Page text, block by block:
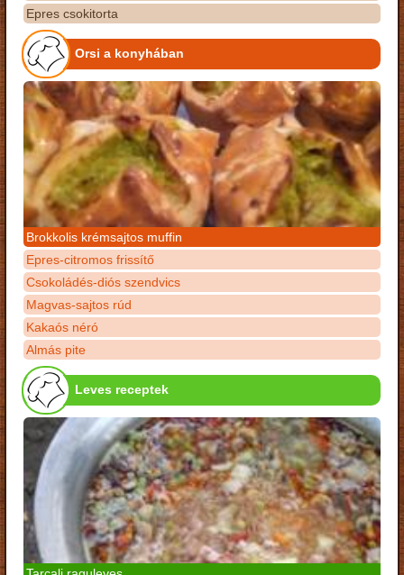
Epres csokitorta
Orsi a konyhában
Brokkolis krémsajtos muffin
Epres-citromos frissítő
Csokoládés-diós szendvics
Magvas-sajtos rúd
Kakaós néró
Almás pite
Leves receptek